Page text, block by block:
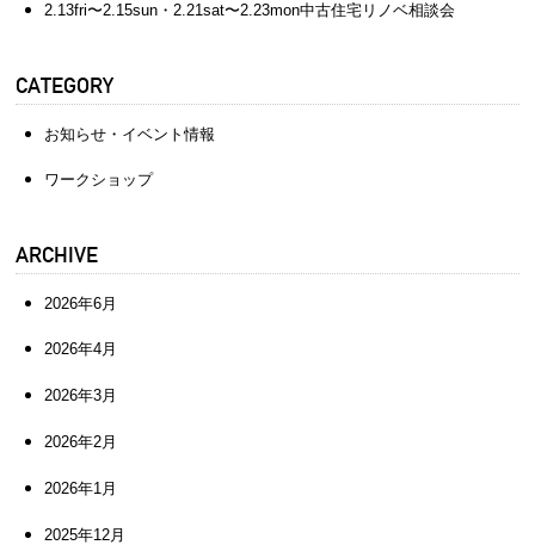
2.13fri〜2.15sun・2.21sat〜2.23mon中古住宅リノベ相談会
CATEGORY
お知らせ・イベント情報
ワークショップ
ARCHIVE
2026年6月
2026年4月
2026年3月
2026年2月
2026年1月
2025年12月